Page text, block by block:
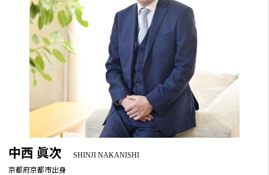
中西 眞次 SHINJI NAKANISHI
京都府京都市出身